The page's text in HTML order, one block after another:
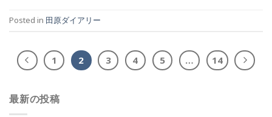
Posted in 田原ダイアリー
1 2 3 4 5 … 14
最新の投稿